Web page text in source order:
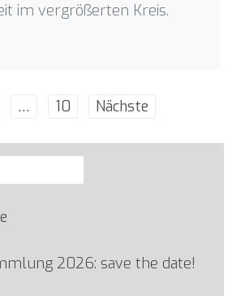
im vergrößerten Kreis.
… 10 Nächste
2026: save the date!